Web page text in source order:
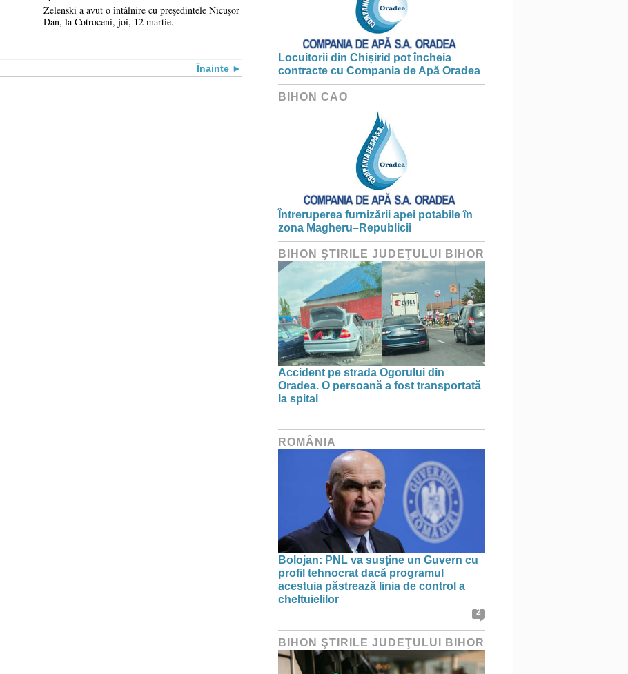
construi în comun
drone, în țara
Zelenski a avut o întâlnire cu preşedintele Nicuşor
Dan, la Cotroceni, joi, 12 martie.
Înainte
Locuitorii din Chișirid pot încheia
contracte cu Compania de Apă Oradea
BIHON CAO
Întreruperea furnizării apei potabile în
zona Magheru–Republicii
BIHON ŞTIRILE JUDEŢULUI BIHOR
Accident pe strada Ogorului din
Oradea. O persoană a fost transportată
la spital
ROMÂNIA
Bolojan: PNL va susține un Guvern cu
profil tehnocrat dacă programul
acestuia păstrează linia de control a
cheltuielilor
2
BIHON ŞTIRILE JUDEŢULUI BIHOR